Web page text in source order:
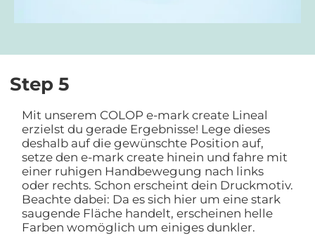
Step 5
Mit unserem COLOP e-mark create Lineal
erzielst du gerade Ergebnisse! Lege dieses
deshalb auf die gewünschte Position auf,
setze den e-mark create hinein und fahre mit
einer ruhigen Handbewegung nach links
oder rechts. Schon erscheint dein Druckmotiv.
Beachte dabei: Da es sich hier um eine stark
saugende Fläche handelt, erscheinen helle
Farben womöglich um einiges dunkler.